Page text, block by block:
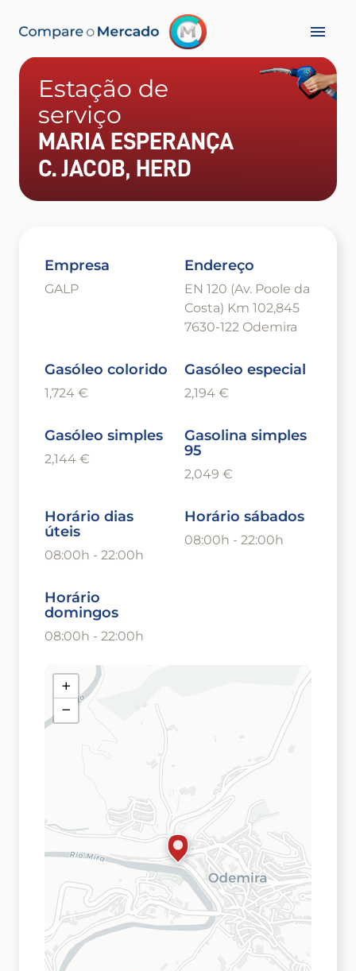
Estação de
serviço
MARIA ESPERANÇA
C. JACOB, HERD
Empresa
GALP
Endereço
EN 120 (Av. Poole da
Costa) Km 102,845
7630-122 Odemira
Gasóleo colorido
1,724 €
Gasóleo especial
2,194 €
Gasóleo simples
2,144 €
Gasolina simples
95
2,049 €
Horário dias
úteis
08:00h - 22:00h
Horário sábados
08:00h - 22:00h
Horário
domingos
08:00h - 22:00h
+
−